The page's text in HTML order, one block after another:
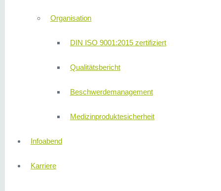
Organisation
DIN ISO 9001:2015 zertifiziert
Qualitätsbericht
Beschwerdemanagement
Medizinproduktesicherheit
Infoabend
Karriere